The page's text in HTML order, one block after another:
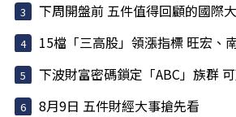
下周開盤前 五件值得回顧的國際
15檔「三高股」領漲指標 旺宏、南亞
下波財富密碼鎖定「ABC」族群
8月9日 五件財經大事搶先看